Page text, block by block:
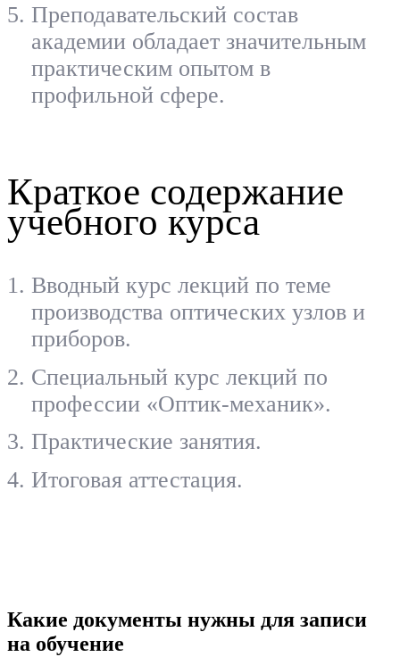
Преподавательский состав
академии обладает значительным
практическим опытом в
профильной сфере.
Краткое содержание
учебного курса
Вводный курс лекций по теме
производства оптических узлов и
приборов.
Специальный курс лекций по
профессии «Оптик-механик».
Практические занятия.
Итоговая аттестация.
Какие документы нужны для записи
на обучение